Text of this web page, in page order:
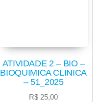
ATIVIDADE 2 – BIO –
BIOQUIMICA CLINICA
– 51_2025
R$ 25,00